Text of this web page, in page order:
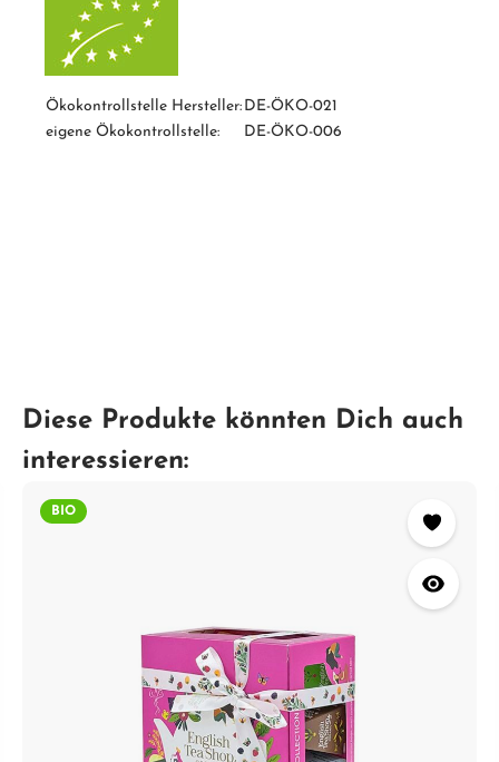
Ökokontrollstelle Hersteller: DE-ÖKO-021
eigene Ökokontrollstelle:
DE-ÖKO-006
Diese Produkte könnten Dich auch
interessieren:
BIO